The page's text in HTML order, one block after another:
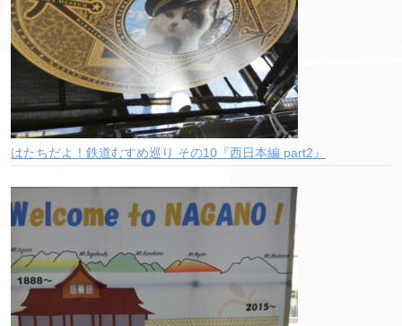
はたちだよ！鉄道むすめ巡り その10『西日本編 part2』